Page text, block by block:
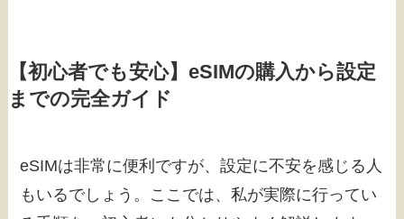
【初心者でも安心】eSIMの購入から設定
までの完全ガイド
eSIMは非常に便利ですが、設定に不安を感じる人
もいるでしょう。ここでは、私が実際に行ってい